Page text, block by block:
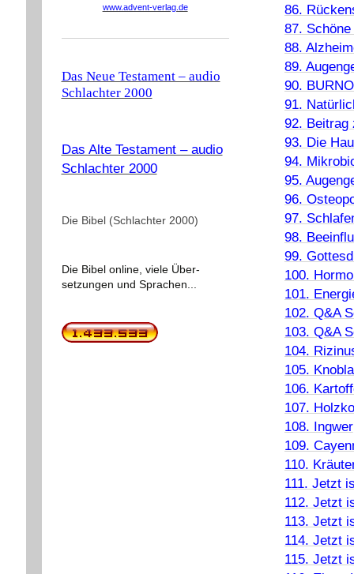
86.
87.
88.
89.
90.
91.
92. Beitrag
93. Die
94.
95.
96.
97.
98.
99.
100.
101.
102. Q&A
103. Q&A
104.
105.
106.
107.
108. Ingwer
109.
110.
111. Jetzt
112. Jetzt
113. Jetzt
114. Jetzt
115. Jetzt
www.advent-verlag.de
Das Neue Testament – audio
Schlachter 2000
Das Alte Testament – audio
Schlachter 2000
Die Bibel (Schlachter 2000)
Die Bibel online, viele Über-
setzungen und Sprachen...